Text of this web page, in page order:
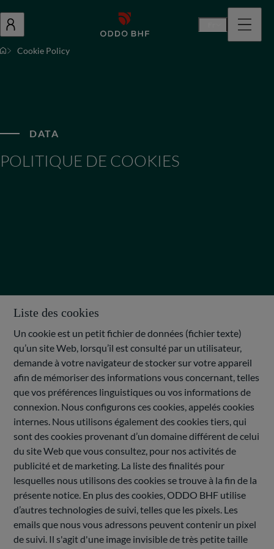
Cookie Policy
DATA
POLITIQUE DE COOKIES
Liste des cookies
Un cookie est un petit fichier de données (fichier texte)
qu’un site Web, lorsqu’il est consulté par un utilisateur,
demande à votre navigateur de stocker sur votre appareil
afin de mémoriser des informations vous concernant, telles
que vos préférences linguistiques ou vos informations de
connexion. Nous configurons ces cookies, appelés cookies
internes. Nous utilisons également des cookies tiers, qui
sont des cookies provenant d’un domaine différent de celui
du site Web que vous consultez, pour nos activités de
publicité et de marketing. La liste des finalités pour
lesquelles nous utilisons des cookies se trouve à la fin de la
présente notice. En plus des cookies, ODDO BHF utilise
d’autres technologies de suivi, telles que les pixels. Les
emails que nous vous adressons peuvent contenir un pixel
de suivi. Il s'agit d'une image invisible de très petite taille